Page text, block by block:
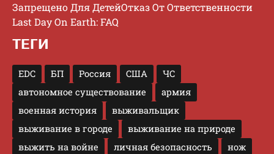
Запрещено Для ДетейОтказ От Ответственности
Last Day On Earth: FAQ
ТЕГИ
EDC БП Россия США
ЧС
автономное существование
армия
военная история
выживальщик
выживание в городе
выживание на природе
выжить на войне
личная безопасность
нож